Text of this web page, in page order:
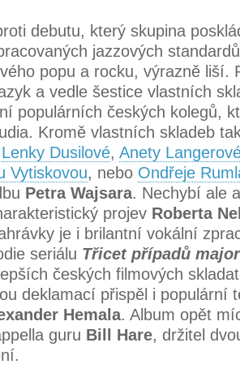
debutu, který skupina
jazzových
popu a rocku, výrazně liší.
a vedle šestice vlastních
populárních českých kolegů,
Kromě vlastních skladeb
Lenky Dusilové, Anety
Vytiskovou, nebo Ondřeje
Petra Wajsara. Nechybí ale
projev Roberta
je i brilantní vokální
seriálu Třicet případů
českých filmových
deklamací přispěl i populární
Hemala. Album opět
guru Bill Hare, držitel